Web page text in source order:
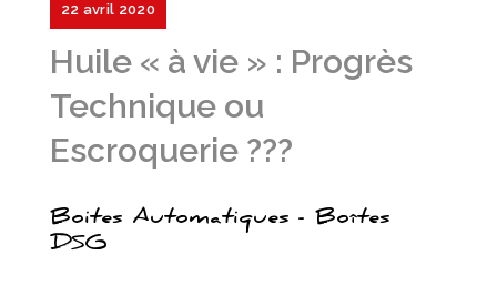
22 avril 2020
Huile « à vie » : Progrès
Technique ou
Escroquerie ???
Boites Automatiques - Boîtes
DSG